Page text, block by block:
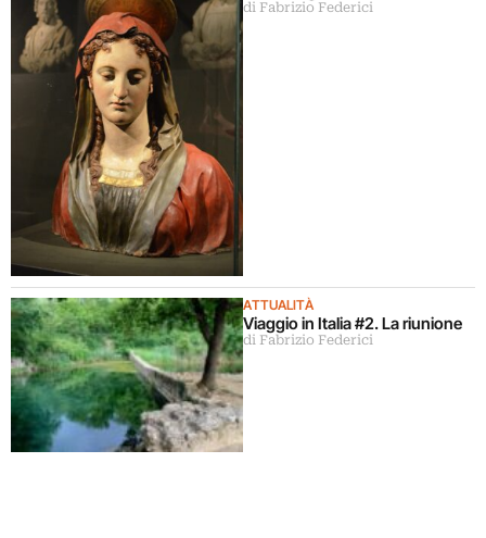
di Fabrizio Federici
ATTUALITÀ
Viaggio in Italia #2. La riunione
di Fabrizio Federici